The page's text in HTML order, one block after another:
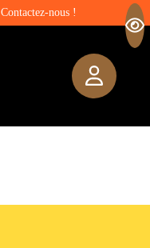
Contactez-nous !